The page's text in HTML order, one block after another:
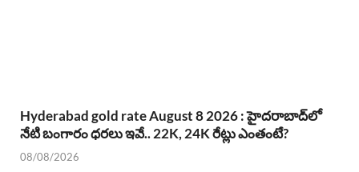
Hyderabad gold rate August 8 2026 : హైదరాబాద్‌లో
నేటి బంగారం ధరలు ఇవే.. 22K, 24K రేట్లు ఎంతంటే?
08/08/2026